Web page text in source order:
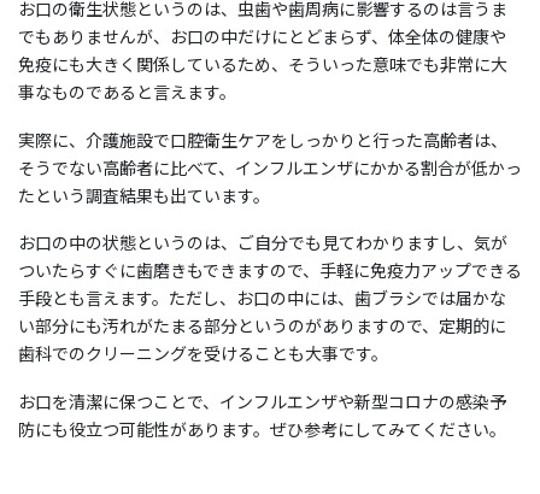
お口の衛生状態というのは、虫歯や歯周病に影響するのは言うま
でもありませんが、お口の中だけにとどまらず、体全体の健康や
免疫にも大きく関係しているため、そういった意味でも非常に大
事なものであると言えます。
実際に、介護施設で口腔衛生ケアをしっかりと行った高齢者は、
そうでない高齢者に比べて、インフルエンザにかかる割合が低かっ
たという調査結果も出ています。
お口の中の状態というのは、ご自分でも見てわかりますし、気が
ついたらすぐに歯磨きもできますので、手軽に免疫力アップできる
手段とも言えます。ただし、お口の中には、歯ブラシでは届かな
い部分にも汚れがたまる部分というのがありますので、定期的に
歯科でのクリーニングを受けることも大事です。
お口を清潔に保つことで、インフルエンザや新型コロナの感染予
防にも役立つ可能性があります。ぜひ参考にしてみてください。